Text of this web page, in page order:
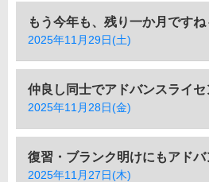
もう今年も、残り一か月ですね
2025年11月29日(土)
仲良し同士でアドバンスライ
2025年11月28日(金)
復習・ブランク明けにもアド
2025年11月27日(木)